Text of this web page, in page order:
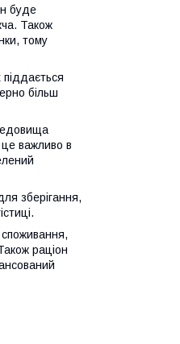
буде
Також
тому
більш
важливо в
зберігання,
раціон